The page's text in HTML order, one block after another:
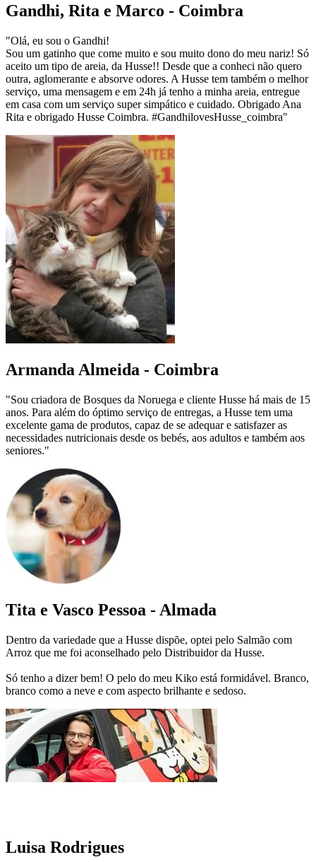
Gandhi, Rita e Marco - Coimbra
"Olá, eu sou o Gandhi!
Sou um gatinho que come muito e sou muito dono do meu nariz! Só
aceito um tipo de areia, da Husse!! Desde que a conheci não quero
outra, aglomerante e absorve odores. A Husse tem também o melhor
serviço, uma mensagem e em 24h já tenho a minha areia, entregue
em casa com um serviço super simpático e cuidado. Obrigado Ana
Rita e obrigado Husse Coimbra. #GandhilovesHusse_coimbra"
Armanda Almeida - Coimbra
"Sou criadora de Bosques da Noruega e cliente Husse há mais de 15
anos. Para além do óptimo serviço de entregas, a Husse tem uma
excelente gama de produtos, capaz de se adequar e satisfazer as
necessidades nutricionais desde os bebés, aos adultos e também aos
seniores."
Tita e Vasco Pessoa - Almada
Dentro da variedade que a Husse dispõe, optei pelo Salmão com
Arroz que me foi aconselhado pelo Distribuidor da Husse.
Só tenho a dizer bem! O pelo do meu Kiko está formidável. Branco,
branco como a neve e com aspecto brilhante e sedoso.
Luisa Rodrigues